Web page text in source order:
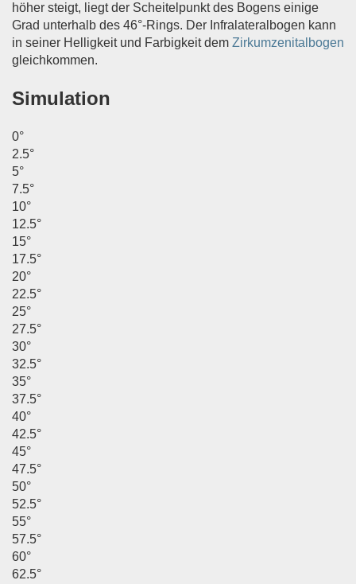
höher steigt, liegt der Scheitelpunkt des Bogens einige
Grad unterhalb des 46°-Rings. Der Infralateralbogen kann
in seiner Helligkeit und Farbigkeit dem Zirkumzenitalbogen
gleichkommen.
Simulation
0°
2.5°
5°
7.5°
10°
12.5°
15°
17.5°
20°
22.5°
25°
27.5°
30°
32.5°
35°
37.5°
40°
42.5°
45°
47.5°
50°
52.5°
55°
57.5°
60°
62.5°